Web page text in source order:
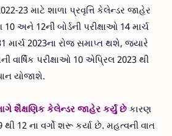
2022-23 માટે શાળા પ્રવૃત્તિ કેલેન્ડર જાહેર
અને 12ની બોર્ડની પરીક્ષાઓ 14 માર્ચ
2023ના રોજ સમાપ્ત થશે, જ્યારે
વાર્ષિક પરીક્ષાઓ 10 એપ્રિલ 2023 થી
યોજાશે.
શૈક્ષણિક કેલેન્ડર જાહેર કર્યું છે કારણ
12 ના વર્ગો શરૂ કર્યા છે. મહત્વની વાત